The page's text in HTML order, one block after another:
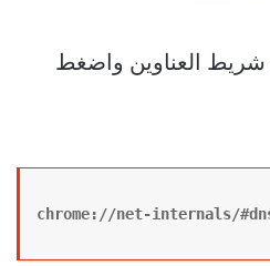
شريط العناوين واضغط
chrome://net-internals/